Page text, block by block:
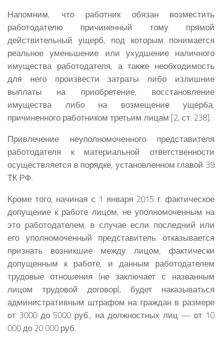
Напомним, что работник обязан возместить
работодателю причиненный тому прямой
действительный ущерб, под которым понимается
реальное уменьшение или ухудшение наличного
имущества работодателя, а также необходимость
для него произвести затраты либо излишние
выплаты на приобретение, восстановление
имущества либо на возмещение ущерба,
причиненного работником третьим лицам [2, ст. 238].
Привлечение неуполномоченного представителя
работодателя к материальной ответственности
осуществляется в порядке, установленном главой 39
ТК РФ.
Кроме того, начиная с 1 января 2015 г. фактическое
допущение к работе лицом, не уполномоченным на
это работодателем, в случае если последний или
его уполномоченный представитель отказывается
признать возникшие между лицом, фактически
допущенным к работе, и данным работодателем
трудовые отношения (не заключает с названным
лицом трудовой договор), будет наказываться
административным штрафом на граждан в размере
от 3000 до 5000 руб., на должностных лиц — от 10
000 до 20 000 руб.